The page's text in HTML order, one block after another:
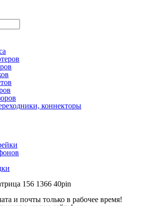
коннекторы
156 1366 40pin
и почты только в рабочее время!